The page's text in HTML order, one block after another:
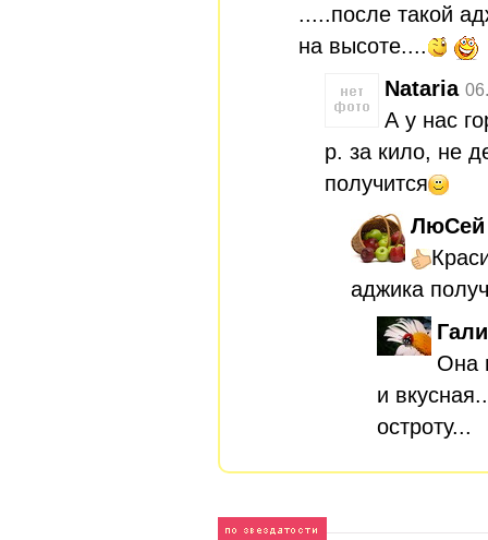
.....после такой
на высоте....
Nataria
А у нас
р. за кило, не
получится
ЛюСей
аджика
Она
и
остроту...